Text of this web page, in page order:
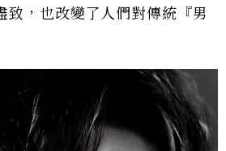
致，也改變了人們對傳統『男